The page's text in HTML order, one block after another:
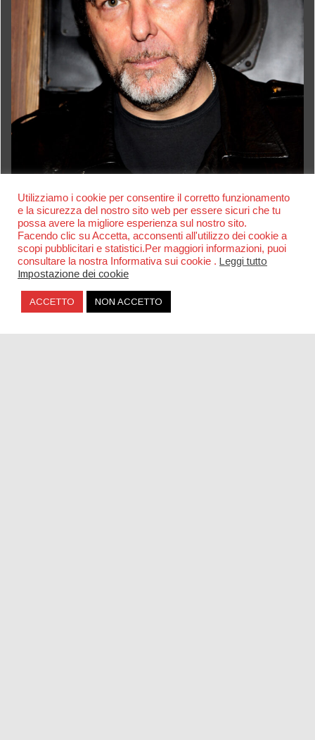
Utilizziamo i cookie per consentire il corretto funzionamento
e la sicurezza del nostro sito web per essere sicuri che tu
possa avere la migliore esperienza sul nostro sito.
Facendo clic su Accetta, acconsenti all'utilizzo dei cookie a
scopi pubblicitari e statistici.Per maggiori informazioni, puoi
consultare la nostra Informativa sui cookie . Leggi tutto
Impostazione dei cookie
ACCETTO NON ACCETTO